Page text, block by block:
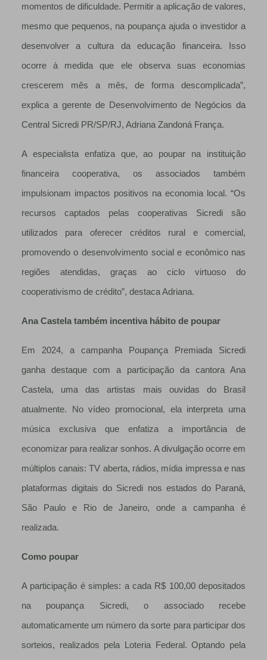
momentos de dificuldade. Permitir a aplicação de valores,
mesmo que pequenos, na poupança ajuda o investidor a
desenvolver a cultura da educação financeira. Isso
ocorre à medida que ele observa suas economias
crescerem mês a mês, de forma descomplicada”,
explica a gerente de Desenvolvimento de Negócios da
Central Sicredi PR/SP/RJ, Adriana Zandoná França.
A especialista enfatiza que, ao poupar na instituição
financeira cooperativa, os associados também
impulsionam impactos positivos na economia local. “Os
recursos captados pelas cooperativas Sicredi são
utilizados para oferecer créditos rural e comercial,
promovendo o desenvolvimento social e econômico nas
regiões atendidas, graças ao ciclo virtuoso do
cooperativismo de crédito”, destaca Adriana.
Ana Castela também incentiva hábito de poupar
Em 2024, a campanha Poupança Premiada Sicredi
ganha destaque com a participação da cantora Ana
Castela, uma das artistas mais ouvidas do Brasil
atualmente. No vídeo promocional, ela interpreta uma
música exclusiva que enfatiza a importância de
economizar para realizar sonhos. A divulgação ocorre em
múltiplos canais: TV aberta, rádios, mídia impressa e nas
plataformas digitais do Sicredi nos estados do Paraná,
São Paulo e Rio de Janeiro, onde a campanha é
realizada.
Como poupar
A participação é simples: a cada R$ 100,00 depositados
na poupança Sicredi, o associado recebe
automaticamente um número da sorte para participar dos
sorteios, realizados pela Loteria Federal. Optando pela